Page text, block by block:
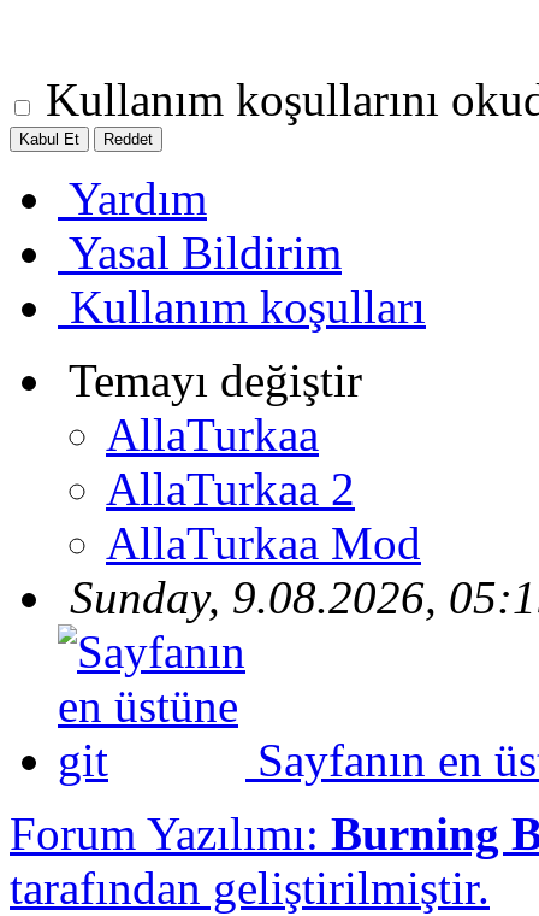
Kullanım koşullarını
Yardım
Yasal Bildirim
Kullanım koşulları
Temayı değiştir
AllaTurkaa
AllaTurkaa 2
AllaTurkaa Mod
Sunday, 9.08.2026,
Sayfanın en
Forum Yazılımı: Burning
tarafından geliştirilmiştir.